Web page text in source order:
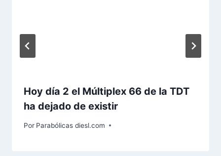
Hoy día 2 el Múltiplex 66 de la TDT
ha dejado de existir
Por Parabólicas diesl.com